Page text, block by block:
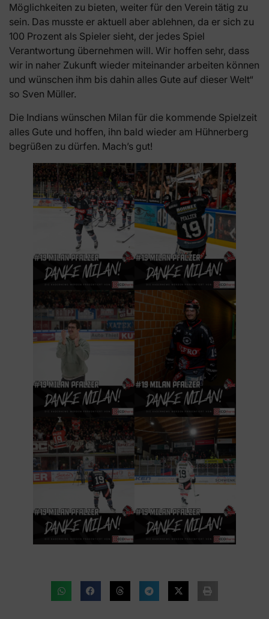
Möglichkeiten zu bieten, weiter für den Verein tätig zu
sein. Das musste er aktuell aber ablehnen, da er sich zu
100 Prozent als Spieler sieht, der jedes Spiel
Verantwortung übernehmen will. Wir hoffen sehr, dass
wir in naher Zukunft wieder miteinander arbeiten können
und wünschen ihm bis dahin alles Gute auf dieser Welt“
so Sven Müller.
Die Indians wünschen Milan für die kommende Spielzeit
alles Gute und hoffen, ihn bald wieder am Hühnerberg
begrüßen zu dürfen. Mach’s gut!